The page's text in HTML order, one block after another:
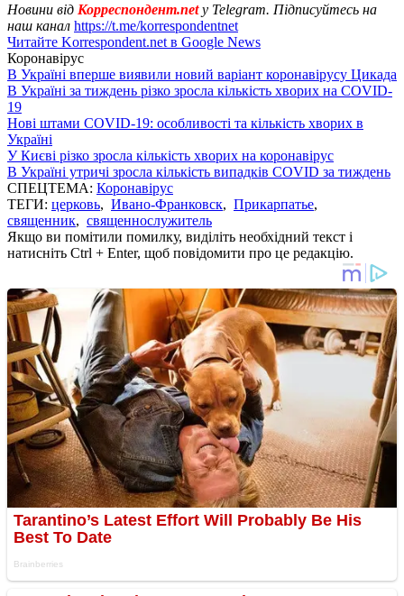
Новини від Корреспондент.net у Telegram. Підписуйтесь на
наш канал https://t.me/korrespondentnet
Читайте Korrespondent.net в Google News
Коронавірус
В Україні вперше виявили новий варіант коронавірусу Цикада
В Україні за тиждень різко зросла кількість хворих на COVID-
19
Нові штами COVID-19: особливості та кількість хворих в
Україні
У Києві різко зросла кількість хворих на коронавірус
В Україні утричі зросла кількість випадків COVID за тиждень
СПЕЦТЕМА: Коронавірус
ТЕГИ: церковь, Ивано-Франковск, Прикарпатье,
священник, священнослужитель
Якщо ви помітили помилку, виділіть необхідний текст і
натисніть Ctrl + Enter, щоб повідомити про це редакцію.